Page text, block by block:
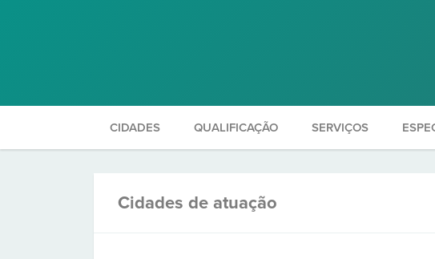
CIDADES QUALIFICAÇÃO SERVIÇOS
Cidades de atuação